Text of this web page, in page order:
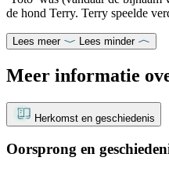
de hond Terry. Terry speelde
Lees meer Lees minder
Meer informatie
Herkomst en geschiedenis
Oorsprong en